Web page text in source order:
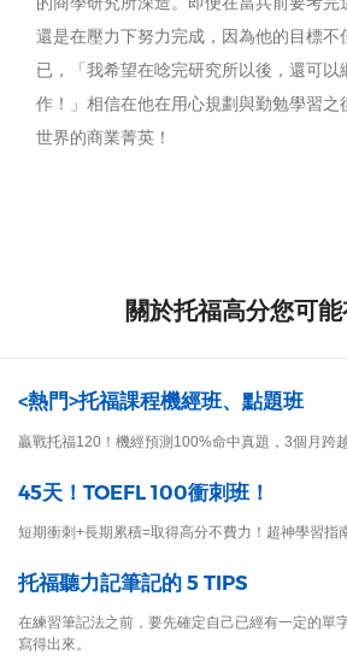
還是在壓力下努力完成，因為他的目標不
已，「我希望在唸完研究所以後，還可以
作！」相信在他在用心規劃與勤勉學習之
世界的商業菁英！
關於托福高分您可
<熱門>托福課程機經班、點題班
贏戰托福120！機經預測100%命中真題，3個月跨
45天！TOEFL 100衝刺班！
短期衝刺+長期累積=取得高分不費力！超神學習指
托福聽力記筆記的 5 TIPS
在練習筆記法之前，要先確定自己已經有一定的單
寫得出來。